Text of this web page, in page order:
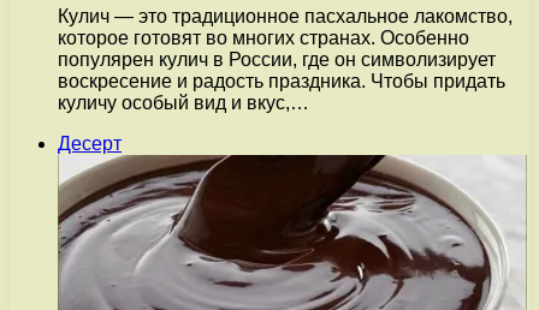
Кулич — это традиционное пасхальное лакомство,
которое готовят во многих странах. Особенно
популярен кулич в России, где он символизирует
воскресение и радость праздника. Чтобы придать
куличу особый вид и вкус,…
Десерт